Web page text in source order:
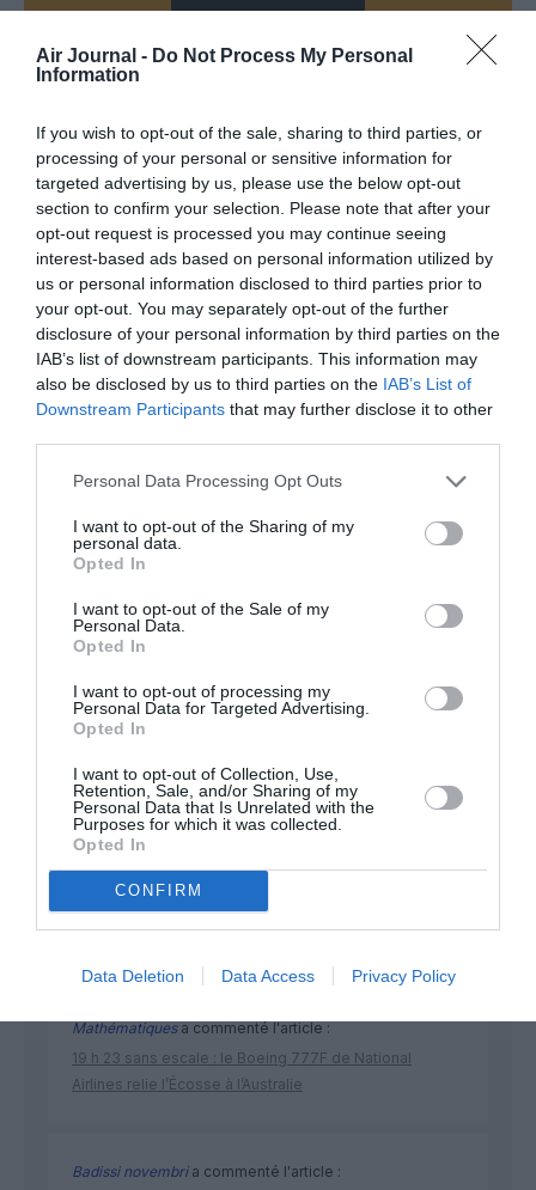
Air Journal - Do Not Process My Personal
Information
If you wish to opt-out of the sale, sharing to third parties, or
processing of your personal or sensitive information for
targeted advertising by us, please use the below opt-out
section to confirm your selection. Please note that after your
opt-out request is processed you may continue seeing
interest-based ads based on personal information utilized by
us or personal information disclosed to third parties prior to
your opt-out. You may separately opt-out of the further
disclosure of your personal information by third parties on the
IAB’s list of downstream participants. This information may
also be disclosed by us to third parties on the IAB’s List of
Downstream Participants that may further disclose it to other
Personal Data Processing Opt Outs
I want to opt-out of the Sharing of my
personal data.
Opted In
I want to opt-out of the Sale of my
Personal Data.
Opted In
I want to opt-out of processing my
Personal Data for Targeted Advertising.
Opted In
I want to opt-out of Collection, Use,
Retention, Sale, and/or Sharing of my
Personal Data that Is Unrelated with the
Purposes for which it was collected.
Opted In
CONFIRM
Data Deletion Data Access Privacy Policy
PARTAGER L'ARTICLE
FacebookTwitter PinterestLinkedInEmail Print
Aucun commentaire !
LAISSER UN COMMENTAIRE
FAIRE UN DON
Soutenez Air Journal participez
à son
DERNIERS COMMENTAIRES
Mathématiquesa commenté l'article :
19 h 23 sans escale : le Boeing 777F de National
Airlines relie l’Écosse à l’Australie
Badissi novembria commenté l'article :